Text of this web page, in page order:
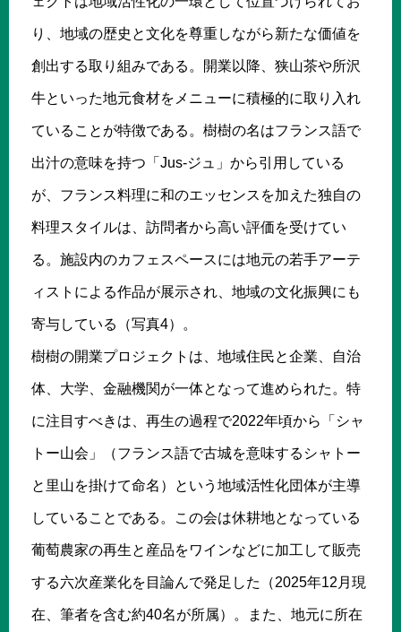
り、地域の歴史と文化を尊重しながら新たな価値を
創出する取り組みである。開業以降、狭山茶や所沢
牛といった地元食材をメニューに積極的に取り入れ
ていることが特徴である。樹樹の名はフランス語で
出汁の意味を持つ「Jus-ジュ」から引用している
が、フランス料理に和のエッセンスを加えた独自の
料理スタイルは、訪問者から高い評価を受けてい
る。施設内のカフェスペースには地元の若手アーテ
ィストによる作品が展示され、地域の文化振興にも
寄与している（写真4）。
樹樹の開業プロジェクトは、地域住民と企業、自治
体、大学、金融機関が一体となって進められた。特
に注目すべきは、再生の過程で2022年頃から「シャ
トー山会」（フランス語で古城を意味するシャトー
と里山を掛けて命名）という地域活性化団体が主導
していることである。この会は休耕地となっている
葡萄農家の再生と産品をワインなどに加工して販売
する六次産業化を目論んで発足した（2025年12月現
在、筆者を含む約40名が所属）。また、地元に所在